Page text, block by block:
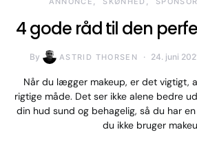
4 gode råd til den
By ASTRID THORSEN 24. juni
Når du lægger makeup, er det vigtigt,
rigtige måde. Det ser ikke alene bedre
din hud sund og behagelig, så du har
du ikke bruger